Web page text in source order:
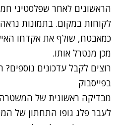
הראשונים לאחר שפלסטיני
לקוחות במקום. בתמונות
כמאבטח, שולף את אקדחו
מכן מנטרל אותו.
בפייסבוק
מבדיקה ראשונית של
לעבר פלג גופו התחתון של